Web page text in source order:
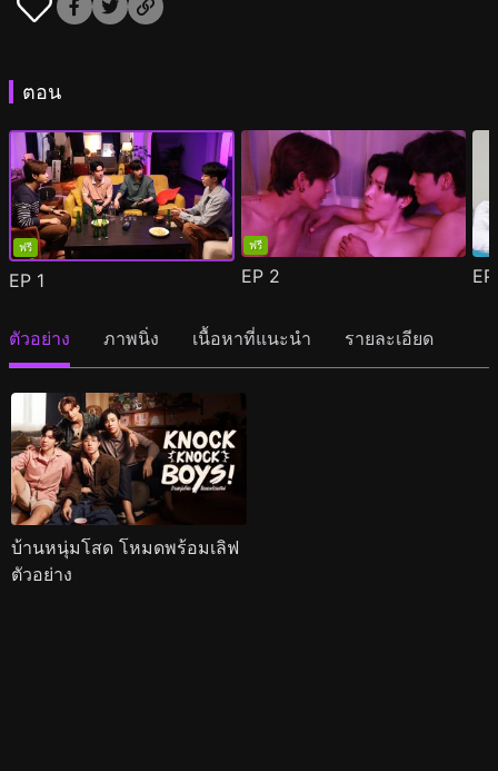
ตอน
ฟรี
EP 1
ฟรี
EP 2
ตัวอย่าง ภาพนิ่ง เนื้อหาที่แนะนำ รายละเอียด
บ้านหนุ่มโสด โหมดพร้อมเลิฟ
ตัวอย่าง